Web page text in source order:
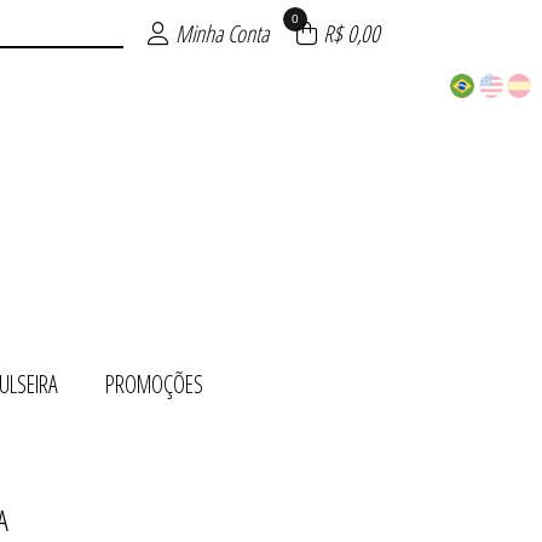
Minha Conta 0 R$ 0,00
PROMOÇÕES